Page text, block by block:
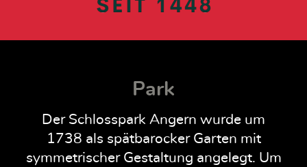
Park
Der Schlosspark Angern wurde um
1738 als spätbarocker Garten mit
symmetrischer Gestaltung angelegt. Um